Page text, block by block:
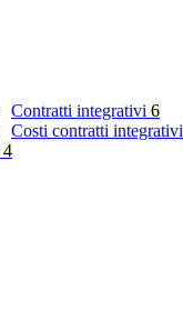
Contratti integrativi 6
Costi contratti integrativi
4